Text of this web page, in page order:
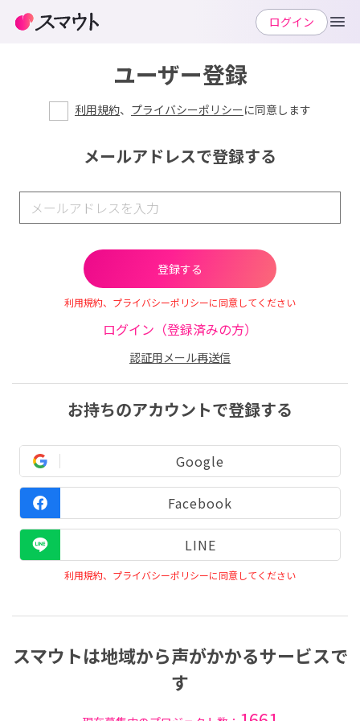
ユーザー登録
利用規約、 プライバシーポリシーに同意します
メールアドレスで登録する
利用規約、プライバシーポリシーに同意してください
ログイン（登録済みの方）
認証用メール再送信
お持ちのアカウントで登録する
Google
Facebook
LINE
利用規約、プライバシーポリシーに同意してください
スマウトは地域から声がかかるサービスで
す
ログイン